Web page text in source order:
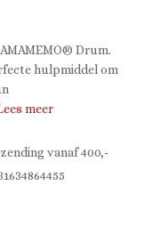
Drum.
hulpmiddel om
meer
vanaf 400,-